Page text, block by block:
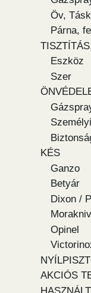
Öv,
Párna,
Eszköz
Szer
KÉS
Ganzo
Betyár
Dixon /
Morakniv
Opinel
AKCIÓS